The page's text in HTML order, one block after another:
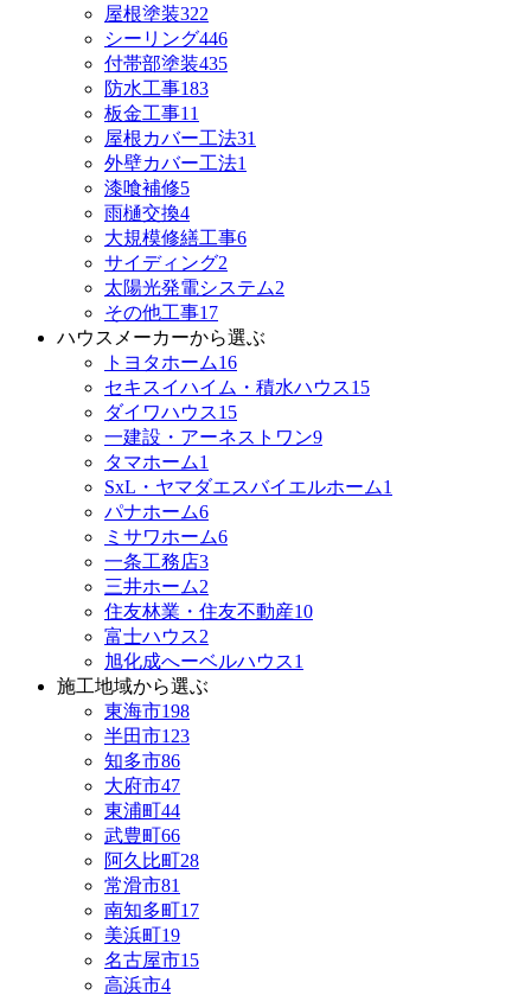
屋根塗装322
シーリング446
付帯部塗装435
防水工事183
板金工事11
屋根カバー工法31
外壁カバー工法1
漆喰補修5
雨樋交換4
大規模修繕工事6
サイディング2
太陽光発電システム2
その他工事17
ハウスメーカーから選ぶ
トヨタホーム16
セキスイハイム・積水ハウス15
ダイワハウス15
一建設・アーネストワン9
タマホーム1
SxL・ヤマダエスバイエルホーム1
パナホーム6
ミサワホーム6
一条工務店3
三井ホーム2
住友林業・住友不動産10
富士ハウス2
旭化成へーベルハウス1
施工地域から選ぶ
東海市198
半田市123
知多市86
大府市47
東浦町44
武豊町66
阿久比町28
常滑市81
南知多町17
美浜町19
名古屋市15
高浜市4